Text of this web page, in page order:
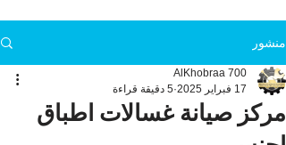
منشور
مركز صيانة غسالات اطباق
AlKhobraa 700
17 فبراير 2025
5 دقيقة قراءة